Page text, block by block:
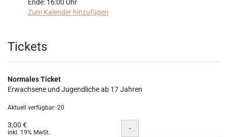
Ende: 16:00 Uhr
Zum Kalender hinzufügen
Produkte
Tickets
Normales Ticket
Erwachsene und Jugendliche ab 17 Jahren
Aktuell verfügbar: 20
3,00 €
inkl. 19% MwSt. Menge
-